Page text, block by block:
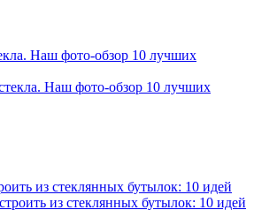
Наш фото-обзор 10 лучших
из стеклянных бутылок: 10 идей